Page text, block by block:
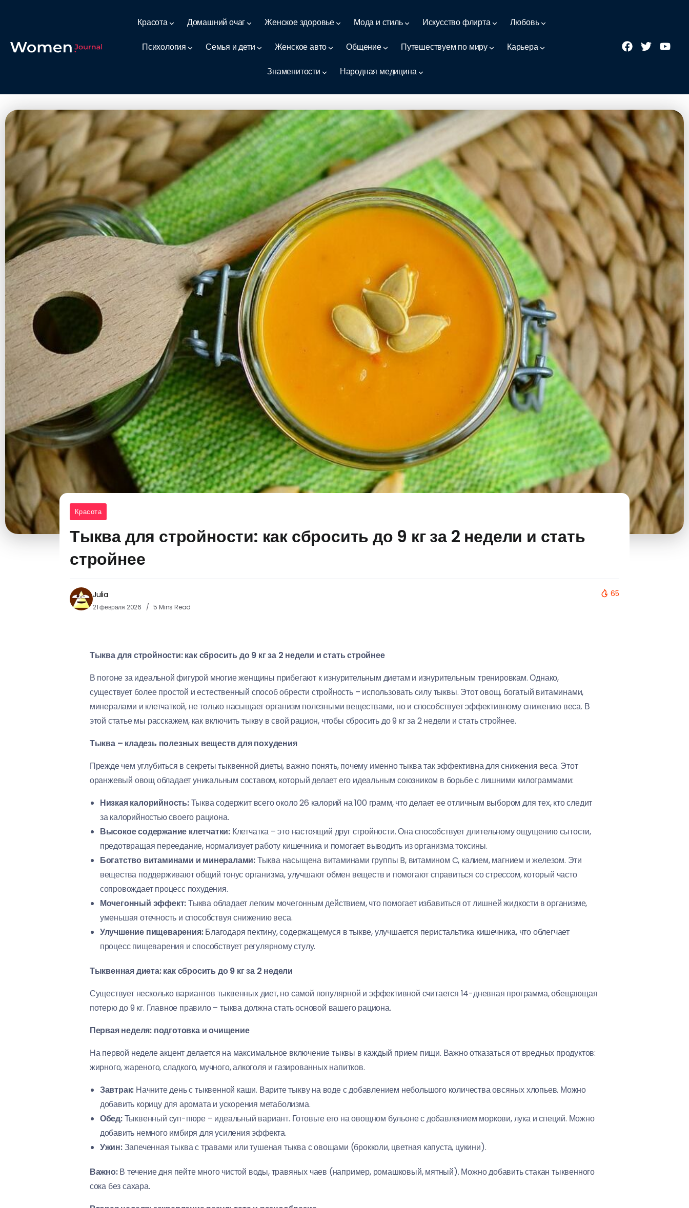
Красота Домашний очаг Женское здоровье Мода и стиль Искусство флирта Любовь
Психология Семья и дети Женское авто Общение Путешествуем по миру Карьера
Знаменитости Народная медицина
Красота
Тыква для стройности: как сбросить до 9 кг за 2 недели и стать
стройнее
Julia
21 февраля 2026 5 Mins Read
65
Тыква для стройности: как сбросить до 9 кг за 2 недели и стать стройнее
В погоне за идеальной фигурой многие женщины прибегают к изнурительным диетам и изнурительным тренировкам. Однако,
существует более простой и естественный способ обрести стройность – использовать силу тыквы. Этот овощ, богатый витаминами,
минералами и клетчаткой, не только насыщает организм полезными веществами, но и способствует эффективному снижению веса. В
этой статье мы расскажем, как включить тыкву в свой рацион, чтобы сбросить до 9 кг за 2 недели и стать стройнее.
Тыква – кладезь полезных веществ для похудения
Прежде чем углубиться в секреты тыквенной диеты, важно понять, почему именно тыква так эффективна для снижения веса. Этот
оранжевый овощ обладает уникальным составом, который делает его идеальным союзником в борьбе с лишними килограммами:
Низкая калорийность:Тыква содержит всего около 26 калорий на 100 грамм, что делает ее отличным выбором для тех, кто следит
за калорийностью своего рациона.
Высокое содержание клетчатки:Клетчатка – это настоящий друг стройности. Она способствует длительному ощущению сытости,
предотвращая переедание, нормализует работу кишечника и помогает выводить из организма токсины.
Богатство витаминами и минералами:Тыква насыщена витаминами группы B, витамином C, калием, магнием и железом. Эти
вещества поддерживают общий тонус организма, улучшают обмен веществ и помогают справиться со стрессом, который часто
сопровождает процесс похудения.
Мочегонный эффект:Тыква обладает легким мочегонным действием, что помогает избавиться от лишней жидкости в организме,
уменьшая отечность и способствуя снижению веса.
Улучшение пищеварения:Благодаря пектину, содержащемуся в тыкве, улучшается перистальтика кишечника, что облегчает
процесс пищеварения и способствует регулярному стулу.
Тыквенная диета: как сбросить до 9 кг за 2 недели
Существует несколько вариантов тыквенных диет, но самой популярной и эффективной считается 14-дневная программа, обещающая
потерю до 9 кг. Главное правило – тыква должна стать основой вашего рациона.
Первая неделя: подготовка и очищение
На первой неделе акцент делается на максимальное включение тыквы в каждый прием пищи. Важно отказаться от вредных продуктов:
жирного, жареного, сладкого, мучного, алкоголя и газированных напитков.
Завтрак: Начните день с тыквенной каши. Варите тыкву на воде с добавлением небольшого количества овсяных хлопьев. Можно
добавить корицу для аромата и ускорения метаболизма.
Обед:Тыквенный суп-пюре – идеальный вариант. Готовьте его на овощном бульоне с добавлением моркови, лука и специй. Можно
добавить немного имбиря для усиления эффекта.
Ужин:Запеченная тыква с травами или тушеная тыква с овощами (брокколи, цветная капуста, цукини).
Важно:В течение дня пейте много чистой воды, травяных чаев (например, ромашковый, мятный). Можно добавить стакан тыквенного
сока без сахара.